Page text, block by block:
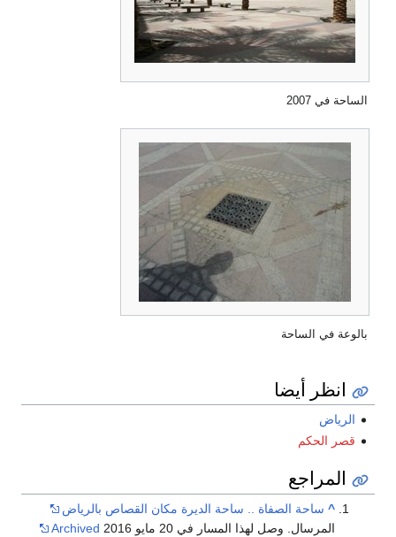
الساحة في 2007
بالوعة في الساحة
انظر أيضا
الرياض
قصر الحكم
المراجع
^ ساحة الصفاة .. ساحة الديرة مكان القصاص بالرياض
المرسال. وصل لهذا المسار في 20 مايو 2016
Archived